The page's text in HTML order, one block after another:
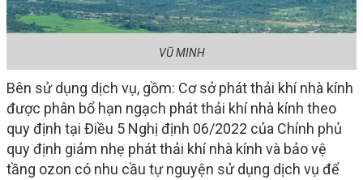
VŨ MINH
Bên sử dụng dịch vụ, gồm: Cơ sở phát thải khí nhà kính
được phân bổ hạn ngạch phát thải khí nhà kính theo
quy định tại Điều 5 Nghị định 06/2022 của Chính phủ
quy định giảm nhẹ phát thải khí nhà kính và bảo vệ
tầng ozon có nhu cầu tự nguyện sử dụng dịch vụ để